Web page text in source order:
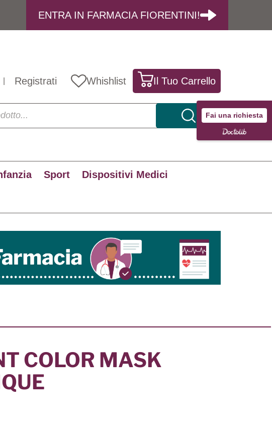
Fai una richiesta
ENTRA IN FARMACIA FIORENTINI!
Registrati Whishlist Il Tuo Carrello
Sport Dispositivi Medici
COLOR MASK